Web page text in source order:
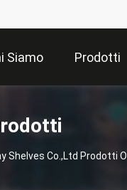
Siamo Prodotti
Shelves Co.,Ltd Prodotti